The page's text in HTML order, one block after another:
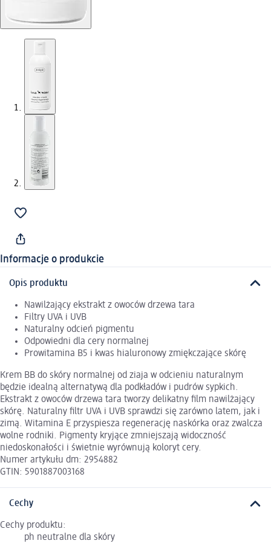
Informacje o produkcie
Opis produktu
Nawilżający ekstrakt z owoców drzewa tara
Filtry UVA i UVB
Naturalny odcień pigmentu
Odpowiedni dla cery normalnej
Prowitamina B5 i kwas hialuronowy zmiękczające skórę
Krem BB do skóry normalnej od ziaja w odcieniu naturalnym
będzie idealną alternatywą dla podkładów i pudrów sypkich.
Ekstrakt z owoców drzewa tara tworzy delikatny film nawilżający
skórę. Naturalny filtr UVA i UVB sprawdzi się zarówno latem, jak i
zimą. Witamina E przyspiesza regenerację naskórka oraz zwalcza
wolne rodniki. Pigmenty kryjące zmniejszają widoczność
niedoskonałości i świetnie wyrównują koloryt cery.
Numer artykułu dm: 2954882
GTIN: 5901887003168
Cechy
Cechy produktu:
ph neutralne dla skóry